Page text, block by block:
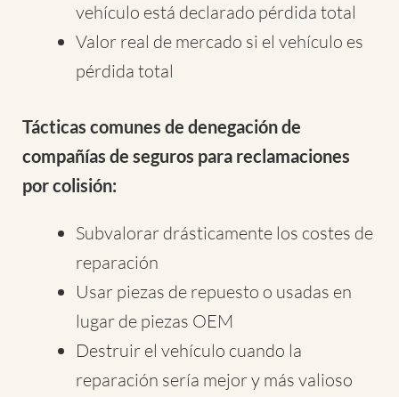
vehículo está declarado pérdida total
Valor real de mercado si el vehículo es
pérdida total
Tácticas comunes de denegación de
compañías de seguros para reclamaciones
por colisión:
Subvalorar drásticamente los costes de
reparación
Usar piezas de repuesto o usadas en
lugar de piezas OEM
Destruir el vehículo cuando la
reparación sería mejor y más valioso